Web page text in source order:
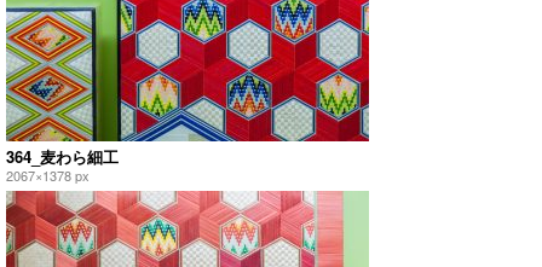
364_麦わら細工
2067×1378 px